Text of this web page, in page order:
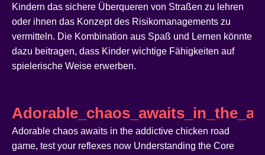
Kindern das sichere Überqueren von Straßen zu lehren
oder ihnen das Konzept des Risikomanagements zu
vermitteln. Die Kombination aus Spaß und Lernen könnte
dazu beitragen, dass Kinder wichtige Fähigkeiten auf
spielerische Weise erwerben.
Adorable chaos awaits in the addictive chicken road
game, test your reflexes now Understanding the Core